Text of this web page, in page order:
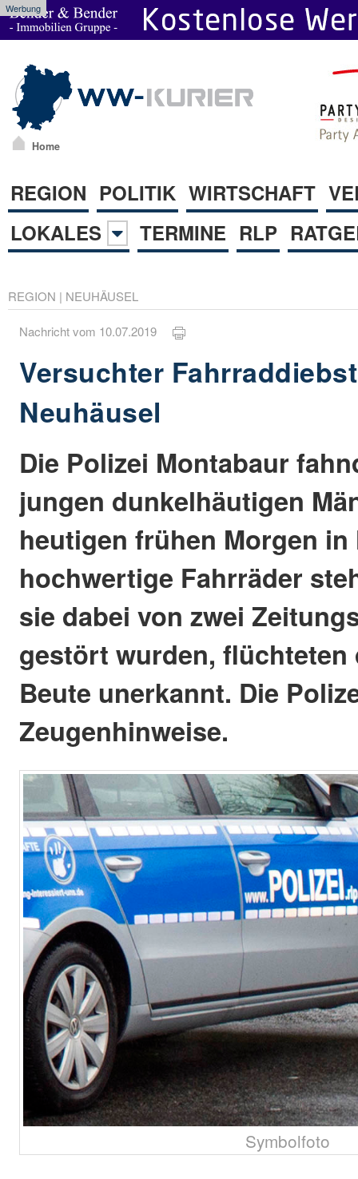
Werbung
Home
REGION POLITIK WIRTSCHAFT
LOKALES
TERMINE RLP
REGION | NEUHÄUSEL
Nachricht vom 10.07.2019
Versuchter
Neuhäusel
Die Polizei Montabaur
jungen dunkelhäutigen
heutigen frühen Morgen
hochwertige Fahrräder
sie dabei von zwei
gestört wurden, flüchteten
Beute unerkannt. Die
Zeugenhinweise.
Symbolfoto